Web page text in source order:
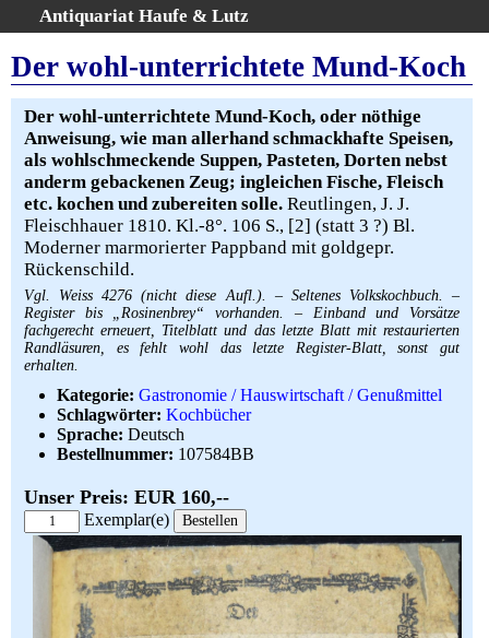
Antiquariat Haufe & Lutz
Home
Gesamtbestand
Erweiterte Suche
Kategorien
Schlagwörter
Warenkorb
AGB
Über uns
Aktuelle Kataloge
Kontakt
Ankauf
Links
Impressum
Der wohl-unterrichtete Mund-Koch
Der wohl-unterrichtete Mund-Koch, oder nöthige
Anweisung, wie man allerhand schmackhafte Speisen,
als wohlschmeckende Suppen, Pasteten, Dorten nebst
anderm gebackenen Zeug; ingleichen Fische, Fleisch
etc. kochen und zubereiten solle. Reutlingen, J. J.
Fleischhauer 1810. Kl.-8°. 106 S., [2] (statt 3 ?) Bl.
Moderner marmorierter Pappband mit goldgepr.
Rückenschild.
Vgl. Weiss 4276 (nicht diese Aufl.). – Seltenes Volkskochbuch. –
Register bis „Rosinenbrey“ vorhanden. – Einband und Vorsätze
fachgerecht erneuert, Titelblatt und das letzte Blatt mit restaurierten
Randläsuren, es fehlt wohl das letzte Register-Blatt, sonst gut
erhalten.
Kategorie: Gastronomie / Hauswirtschaft / Genußmittel
Schlagwörter: Kochbücher
Sprache: Deutsch
Bestellnummer: 107584BB
Unser Preis: EUR 160,--
Exemplar(e)